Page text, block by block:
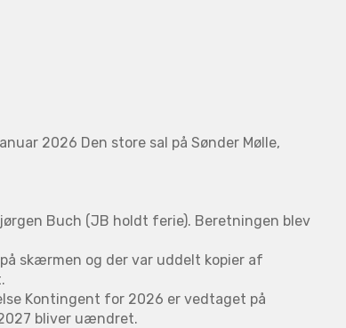
2026 Den store sal på Sønder Mølle,
Buch (JB holdt ferie). Beretningen blev
skærmen og der var uddelt kopier af
Kontingent for 2026 er vedtaget på
bliver uændret.